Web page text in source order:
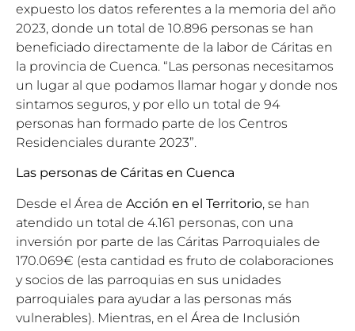
expuesto los datos referentes a la memoria del año
2023, donde un total de 10.896 personas se han
beneficiado directamente de la labor de Cáritas en
la provincia de Cuenca. “Las personas necesitamos
un lugar al que podamos llamar hogar y donde nos
sintamos seguros, y por ello un total de 94
personas han formado parte de los Centros
Residenciales durante 2023”.
Las personas de Cáritas en Cuenca
Desde el Área de Acción en el Territorio, se han
atendido un total de 4.161 personas, con una
inversión por parte de las Cáritas Parroquiales de
170.069€ (esta cantidad es fruto de colaboraciones
y socios de las parroquias en sus unidades
parroquiales para ayudar a las personas más
vulnerables). Mientras, en el Área de Inclusión